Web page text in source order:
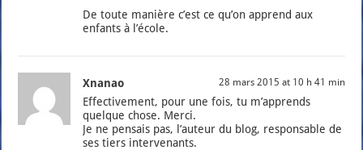
De toute manière c’est ce qu’on apprend aux
enfants à l’é­cole.
Xnanao 28 mars 2015 at 10 h 41 min
Effec­ti­ve­ment, pour une fois, tu m’ap­prends
quelque chose. Mer­ci.
Je ne pen­sais pas, l’au­teur du blog, res­pon­sable de
ses tiers inter­ve­nants.